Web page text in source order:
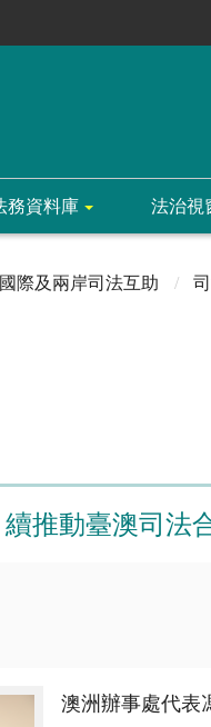
務資料庫 法治視
際及兩岸司法互助
推動臺澳司法
澳洲辦事處代表